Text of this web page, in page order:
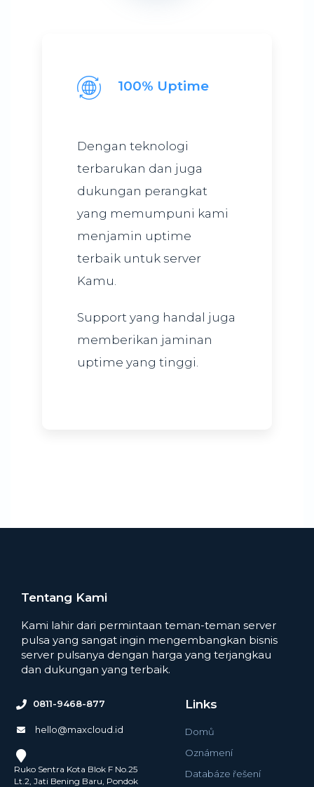
100% Uptime
Dengan teknologi
terbarukan dan juga
dukungan perangkat
yang memumpuni kami
menjamin uptime
terbaik untuk server
Kamu.
Support yang handal juga
memberikan jaminan
uptime yang tinggi.
Tentang Kami
Kami lahir dari permintaan teman-teman server
pulsa yang sangat ingin mengembangkan bisnis
server pulsanya dengan harga yang terjangkau
dan dukungan yang terbaik.
0811-9468-877
hello@maxcloud.id
Ruko Sentra Kota Blok F No.25
Lt.2, Jati Bening Baru, Pondok
Links
Domů
Oznámení
Databáze řešení